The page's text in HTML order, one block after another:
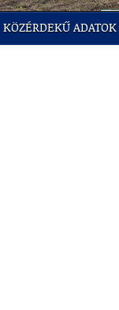
KÖZÉRDEKŰ ADATOK